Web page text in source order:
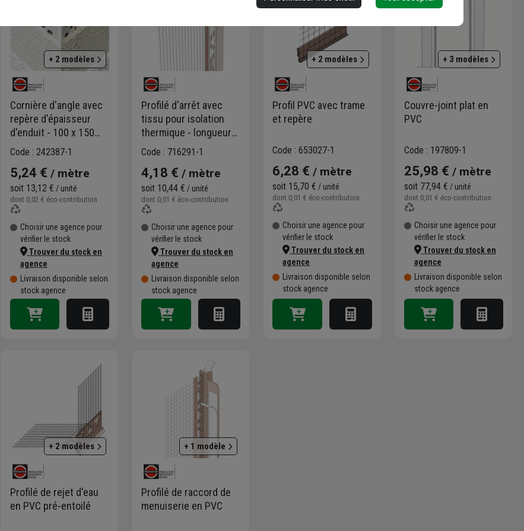
+ 2 modèles
Cornière d'angle avec
repère d'épaisseur
d'enduit - 100 x 150
mm - 6 mm - longueur
2,50 m
Code : 242387-1
5,24 € / mètre
soit 13,12 € / unité
dont 0,02 € éco-contribution
Choisir une agence pour
vérifier le stock
Trouver du stock en
agence
Livraison disponible selon
stock agence
Profilé d'arrêt avec
tissu pour isolation
thermique - longueur
2,50 m
Code : 716291-1
4,18 € / mètre
soit 10,44 € / unité
dont 0,01 € éco-contribution
Choisir une agence pour
vérifier le stock
Trouver du stock en
agence
Livraison disponible selon
stock agence
+ 2 modèles
Profil PVC avec trame
et repère
Code : 653027-1
6,28 € / mètre
soit 15,70 € / unité
dont 0,01 € éco-contribution
Choisir une agence pour
vérifier le stock
Trouver du stock en
agence
Livraison disponible selon
stock agence
+ 3 modèles
Couvre-joint plat en
PVC
Code : 197809-1
25,98 € / mètre
soit 77,94 € / unité
dont 0,01 € éco-contribution
Choisir une agence pour
vérifier le stock
Trouver du stock en
agence
Livraison disponible selon
stock agence
+ 2 modèles
Profilé de rejet d'eau
en PVC pré-entoilé
+ 1 modèle
Profilé de raccord de
menuiserie en PVC